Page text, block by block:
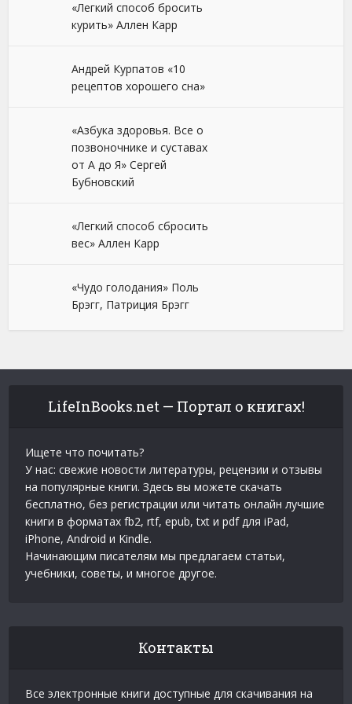
«Легкий способ бросить
курить» Аллен Карр
Андрей Курпатов «10
рецептов хорошего сна»
«Азбука здоровья. Все о
позвоночнике и суставах
от А до Я» Сергей
Бубновский
«Легкий способ сбросить
вес» Аллен Карр
«Чудо голодания» Поль
Брэгг, Патриция Брэгг
LifeInBooks.net — Портал о книгах!
Ищете что почитать?
У нас: свежие новости литературы, рецензии и отзывы
на популярные книги. Здесь вы можете скачать
бесплатно, без регистрации или читать онлайн лучшие
книги в форматах fb2, rtf, epub, txt и pdf для iPad,
iPhone, Android и Kindle.
Начинающим писателям мы предлагаем статьи,
учебники, советы, и многое другое.
Контакты
Все электронные книги доступные для скачивания на